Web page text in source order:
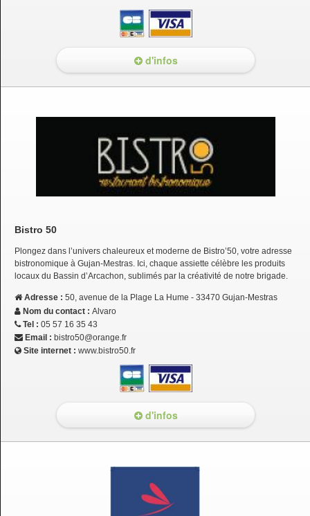
d'infos
Bistro 50
Plongez dans l’univers chaleureux et moderne de Bistro’50, votre adresse
bistronomique à Gujan-Mestras. Ici, chaque assiette célèbre les produits
locaux du Bassin d’Arcachon, sublimés par la créativité de notre brigade.
Adresse : 50, avenue de la Plage La Hume - 33470 Gujan-Mestras
Nom du contact : Alvaro
Tel : 05 57 16 35 43
Email : bistro50@orange.fr
Site internet : www.bistro50.fr
d'infos